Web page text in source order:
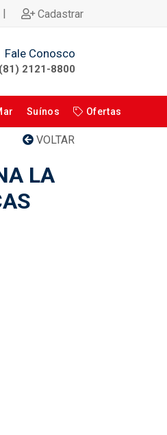
| Cadastrar
Fale Conosco
(81) 2121-8800
Suínos Ofertas
VOLTAR
LA